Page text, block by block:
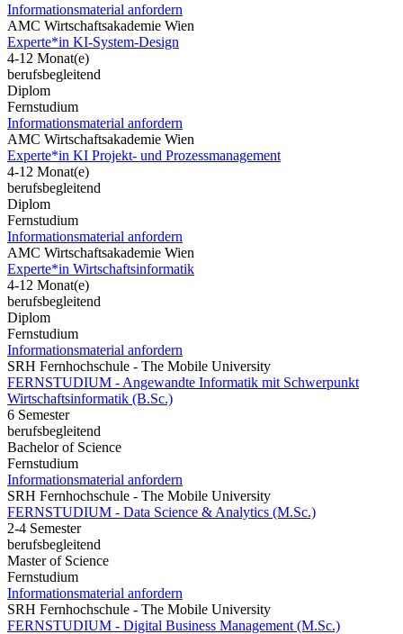
Informationsmaterial anfordern
AMC Wirtschaftsakademie Wien
Experte*in KI-System-Design
4-12 Monat(e)
berufsbegleitend
Diplom
Fernstudium
Informationsmaterial anfordern
AMC Wirtschaftsakademie Wien
Experte*in KI Projekt- und Prozessmanagement
4-12 Monat(e)
berufsbegleitend
Diplom
Fernstudium
Informationsmaterial anfordern
AMC Wirtschaftsakademie Wien
Experte*in Wirtschaftsinformatik
4-12 Monat(e)
berufsbegleitend
Diplom
Fernstudium
Informationsmaterial anfordern
SRH Fernhochschule - The Mobile University
FERNSTUDIUM - Angewandte Informatik mit Schwerpunkt
Wirtschaftsinformatik (B.Sc.)
6 Semester
berufsbegleitend
Bachelor of Science
Fernstudium
Informationsmaterial anfordern
SRH Fernhochschule - The Mobile University
FERNSTUDIUM - Data Science & Analytics (M.Sc.)
2-4 Semester
berufsbegleitend
Master of Science
Fernstudium
Informationsmaterial anfordern
SRH Fernhochschule - The Mobile University
FERNSTUDIUM - Digital Business Management (M.Sc.)